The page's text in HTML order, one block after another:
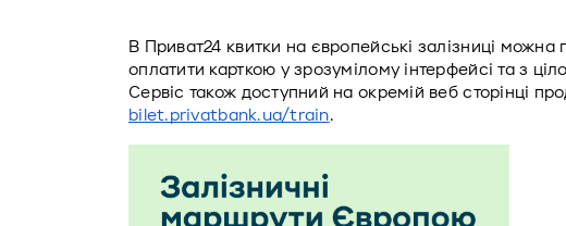
В Приват24 квитки на європейські залізниці
оплатити карткою у зрозумілому інтерфейсі та з
bilet.privatbank.ua/train.